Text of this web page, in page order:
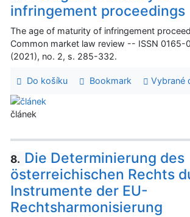
infringement proceedings
The age of maturity of infringement
Common market law review -- ISSN 0165-
(2021), no. 2, s. 285-332.
Do košíku Bookmark Vybrané
článek
8. Die Determinierung des
österreichischen Rechts
Instrumente der EU-
Rechtsharmonisierung